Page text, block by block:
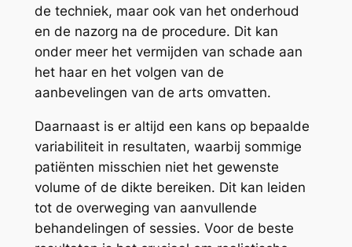
de techniek, maar ook van het onderhoud
en de nazorg na de procedure. Dit kan
onder meer het vermijden van schade aan
het haar en het volgen van de
aanbevelingen van de arts omvatten.
Daarnaast is er altijd een kans op bepaalde
variabiliteit in resultaten, waarbij sommige
patiënten misschien niet het gewenste
volume of de dikte bereiken. Dit kan leiden
tot de overweging van aanvullende
behandelingen of sessies. Voor de beste